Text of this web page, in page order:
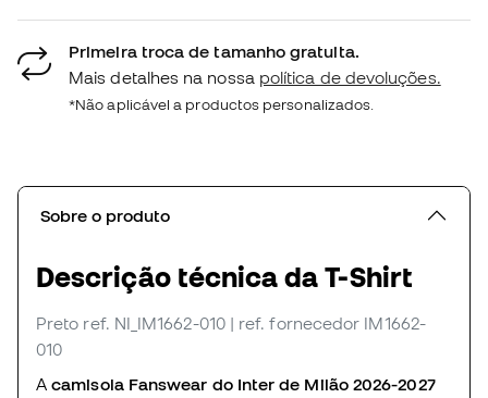
Primeira troca de tamanho gratuita.
Mais detalhes na nossa política de devoluções.
*Não aplicável a productos personalizados.
Sobre o produto
Descrição técnica da T-Shirt
Preto ref. NI_IM1662-010 | ref. fornecedor IM1662-
010
Acamisola Fanswear do Inter de Milão 2026-2027